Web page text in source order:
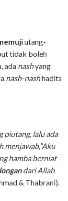
utang-
tidak boleh
ada nashyang
nash-nashhadits
piutang, lalu ada
menjawab,”Aku
hamba berniat
dari Allah
& Thabrani).